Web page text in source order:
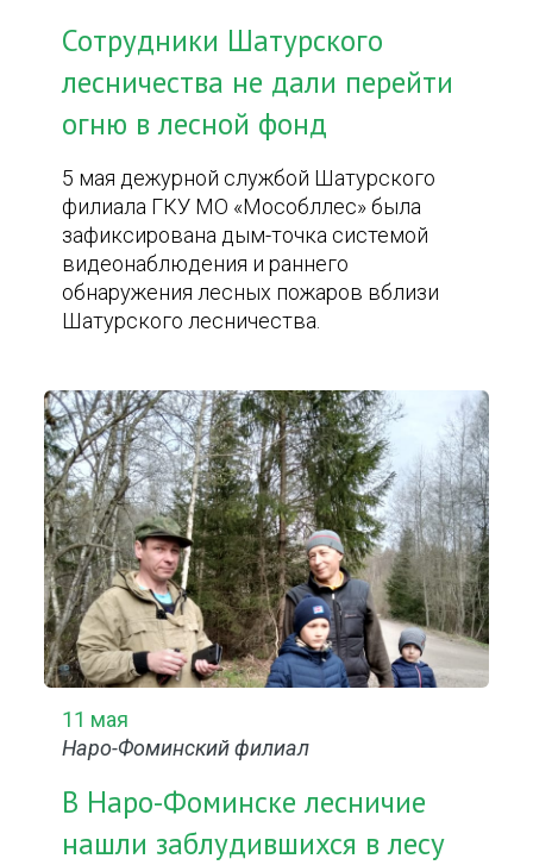
Сотрудники Шатурского
лесничества не дали перейти
огню в лесной фонд
5 мая дежурной службой Шатурского
филиала ГКУ МО «Мособллес» была
зафиксирована дым-точка системой
видеонаблюдения и раннего
обнаружения лесных пожаров вблизи
Шатурского лесничества.
11 мая
Наро-Фоминский филиал
В Наро-Фоминске лесничие
нашли заблудившихся в лесу